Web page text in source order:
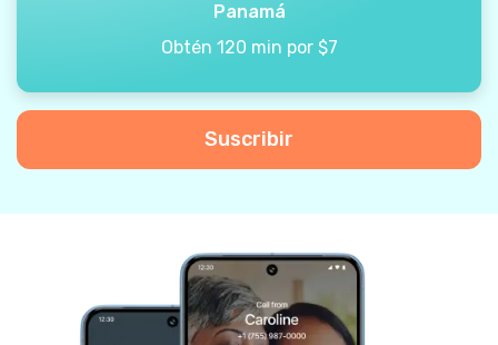
Panamá
Obtén 120 min por $7
Suscribir